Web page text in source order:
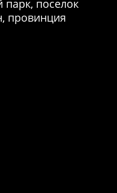
поселок
провинция